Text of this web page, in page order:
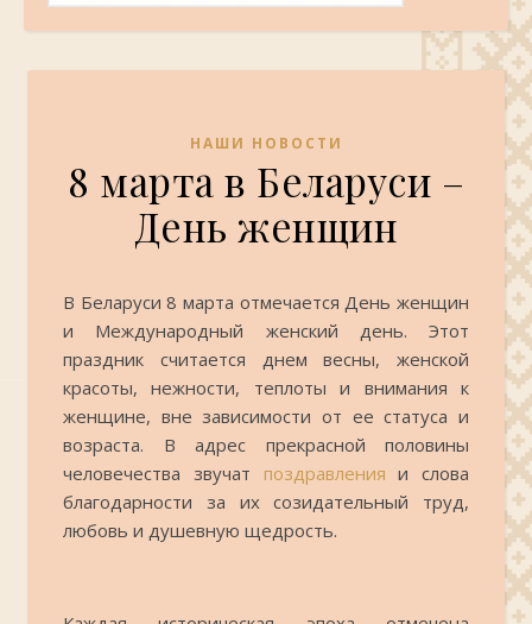
НАШИ НОВОСТИ
8 марта в Беларуси –
День женщин
В Беларуси 8 марта отмечается День женщин
и Международный женский день. Этот
праздник считается днем весны, женской
красоты, нежности, теплоты и внимания к
женщине, вне зависимости от ее статуса и
возраста. В адрес прекрасной половины
человечества звучат поздравления и слова
благодарности за их созидательный труд,
любовь и душевную щедрость.